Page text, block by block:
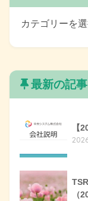
最新の記事
【
（